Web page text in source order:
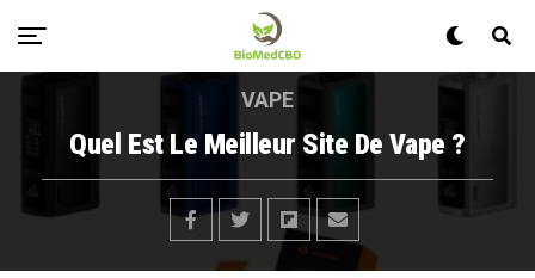
VAPE
Quel Est Le Meilleur Site De Vape ?